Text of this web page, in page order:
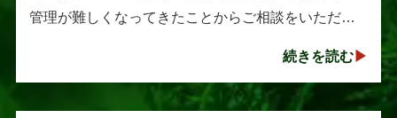
管理が難しくなってきたことからご相談をいただき
続きを読む